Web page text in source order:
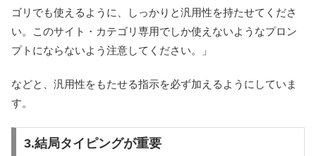
ゴリでも使えるように、しっかりと汎用性を持たせてくださ
い。このサイト・カテゴリ専用でしか使えないようなプロン
プトにならないよう注意してください。」
などと、汎用性をもたせる指示を必ず加えるようにしていま
す。
3.結局タイピングが重要